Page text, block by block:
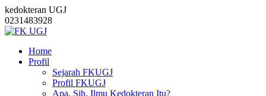
kedokteran UGJ
0231483928
Home
Profil
Sejarah FKUGJ
Profil FKUGJ
Apa, Sih, Ilmu Kedokteran Itu?